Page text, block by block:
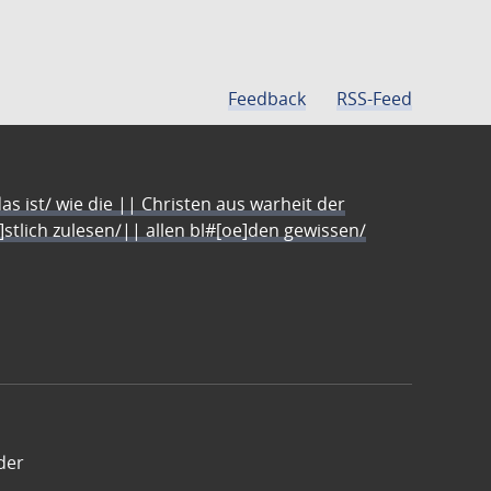
Feedback RSS-Feed
ist/ wie die || Christen aus warheit der
zulesen/|| allen bl#[oe]den gewissen/